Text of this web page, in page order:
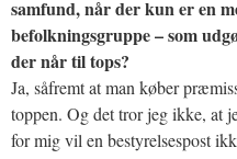
samfund, når der kun er en
befolkningsgruppe – som
der når til tops?
Ja, såfremt at man køber
toppen. Og det tror jeg ikke, at
for mig vil en bestyrelsespost